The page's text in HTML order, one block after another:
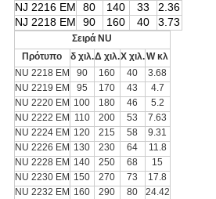
NJ 2216 EM
80 140 33
2.36
NJ 2218 EM
90 160 40 3.73
Σειρά NU
Πρότυπο
δ χιλ.Δ χιλ.Χ χιλ.W κλ
NU 2218 EM
90 160 40
3.68
NU 2219 EM
95 170 43
4.7
NU 2220 EM 100 180 46
5.2
NU 2222 EM
110 200 53
7.63
NU 2224 EM 120 215 58
9.31
NU 2226 EM 130 230 64
11.8
NU 2228 EM 140 250 68
15
NU 2230 EM 150 270 73
17.8
NU 2232 EM 160 290 80
24.42